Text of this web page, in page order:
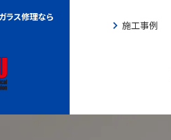
ガラス修理なら
chevron_right 施工事例